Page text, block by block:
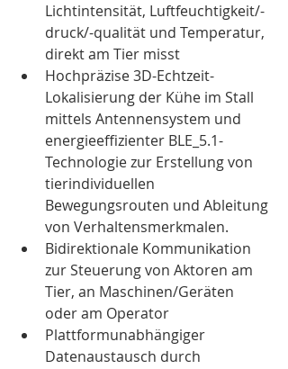
Lichtintensität, Luftfeuchtigkeit/-
druck/-qualität und Temperatur,
direkt am Tier misst
Hochpräzise 3D-Echtzeit-
Lokalisierung der Kühe im Stall
mittels Antennensystem und
energieeffizienter BLE_5.1-
Technologie zur Erstellung von
tierindividuellen
Bewegungsrouten und Ableitung
von Verhaltensmerkmalen.
Bidirektionale Kommunikation
zur Steuerung von Aktoren am
Tier, an Maschinen/Geräten
oder am Operator
Plattformunabhängiger
Datenaustausch durch